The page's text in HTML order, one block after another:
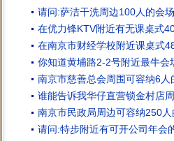
请问:萨洁干洗周边100人的会
在优力锋KTV附近有无课桌式
在南京市财经学校附近课桌式
你知道黄埔路2-2号附近最牛会
南京市慈善总会周围可容纳6
谁能告诉我华仔直营锁金村店
南京市民政局周边可容纳250
请问:特步附近有可开公司年会